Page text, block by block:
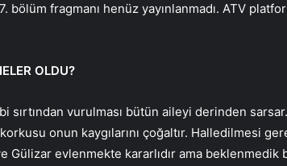
bölüm fragmanı henüz yayınlanmadı. ATV
OLDU?
sırtından vurulması bütün aileyi derinden
onun kaygılarını çoğaltır. Halledilmesi
Gülizar evlenmekte kararlıdır ama